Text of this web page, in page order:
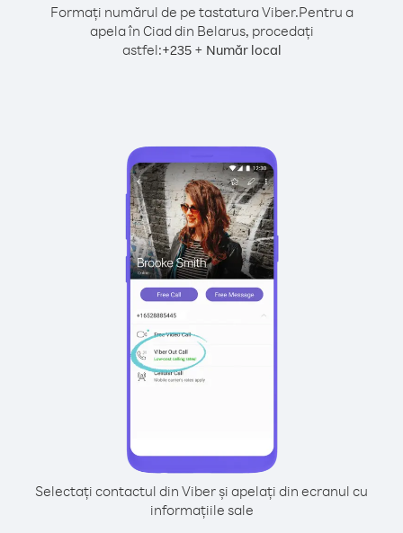
Formați numărul de pe tastatura Viber.Pentru a
apela în Ciad din Belarus, procedați
astfel:+235+ Număr local
Selectați contactul din Viber și apelați din ecranul cu
informațiile sale